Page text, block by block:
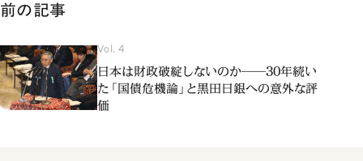
前の記事
Vol. 4
日本は財政破綻しないのか――30年続い
た「国債危機論」と黒田日銀への意外な評
価